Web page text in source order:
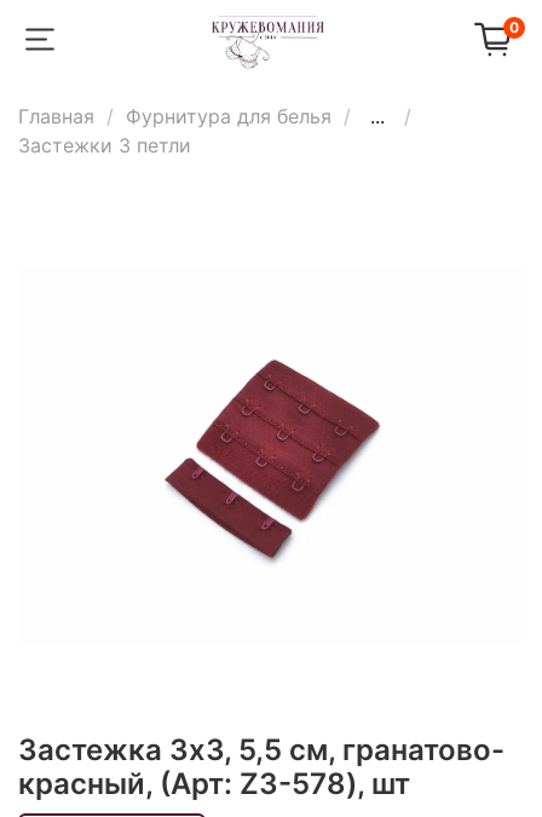
0
Главная Фурнитура для белья
...
Застежки 3 петли
Застежка 3х3, 5,5 см, гранатово-
красный, (Арт: Z3-578), шт